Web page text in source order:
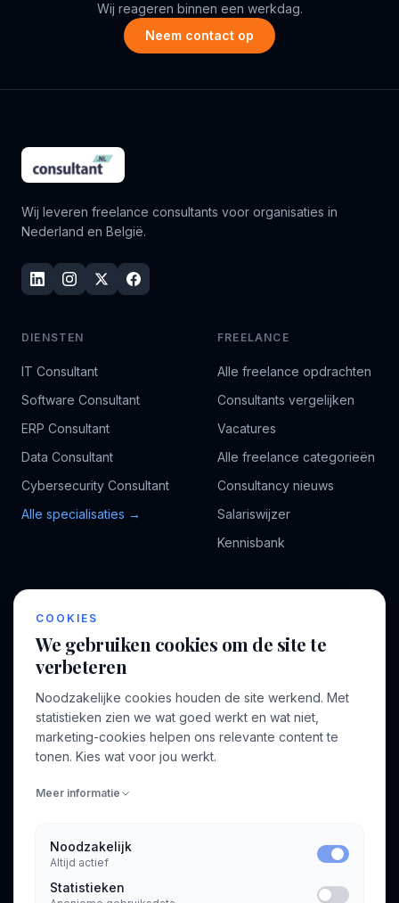
Wij reageren binnen een werkdag.
Neem contact op
Wij leveren freelance consultants voor organisaties in
Nederland en België.
DIENSTEN
IT Consultant
Software Consultant
ERP Consultant
Data Consultant
Cybersecurity Consultant
Alle specialisaties →
FREELANCE
Alle freelance opdrachten
Consultants vergelijken
Vacatures
Alle freelance categorieën
Consultancy nieuws
Salariswijzer
Kennisbank
BEDRIJF
Bedrijven
Blog
Contact
VOOR CONSULTANTS
Inloggen
INFORMATIE
Privacyverklaring
COOKIES
We gebruiken cookies om de site te
verbeteren
Noodzakelijke cookies houden de site werkend. Met
statistieken zien we wat goed werkt en wat niet,
marketing-cookies helpen ons relevante content te
tonen. Kies wat voor jou werkt.
Meer informatie
Noodzakelijk
Altijd actief
Statistieken